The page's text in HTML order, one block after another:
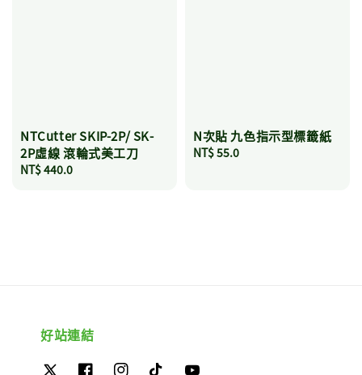
NTCutter SKIP-2P/ SK-
2P虛線 滾輪式美工刀
Regular
NT$ 440.0
N次貼 九色指示型標籤紙
Regular
NT$ 55.0
好站連結